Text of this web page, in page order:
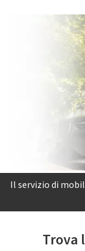
Il servizio di
Trova